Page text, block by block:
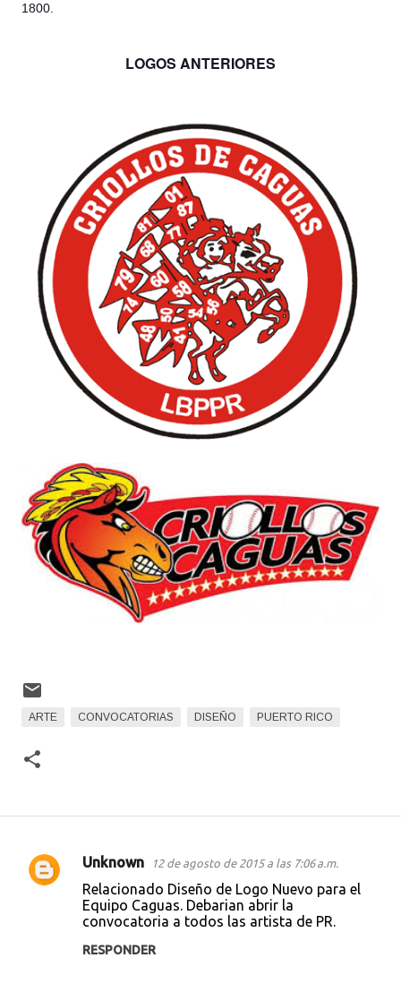
1800.
LOGOS ANTERIORES
ARTE CONVOCATORIAS DISEÑO PUERTO RICO
C
Unknown 12 de agosto de 2015 a las 7:06 a.m.
Relacionado Diseño de Logo Nuevo para el
Equipo Caguas. Debarian abrir la
convocatoria a todos las artista de PR.
RESPONDER